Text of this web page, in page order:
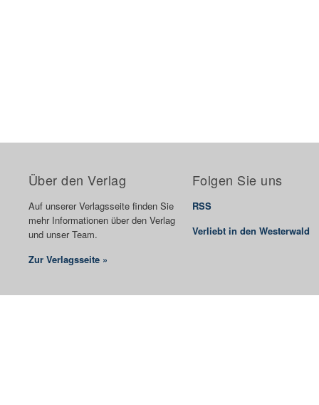
Über den Verlag
Auf unserer Verlagsseite finden Sie
mehr Informationen über den Verlag
und unser Team.
Zur Verlagsseite »
Folgen Sie uns
RSS
Verliebt in den Westerwald